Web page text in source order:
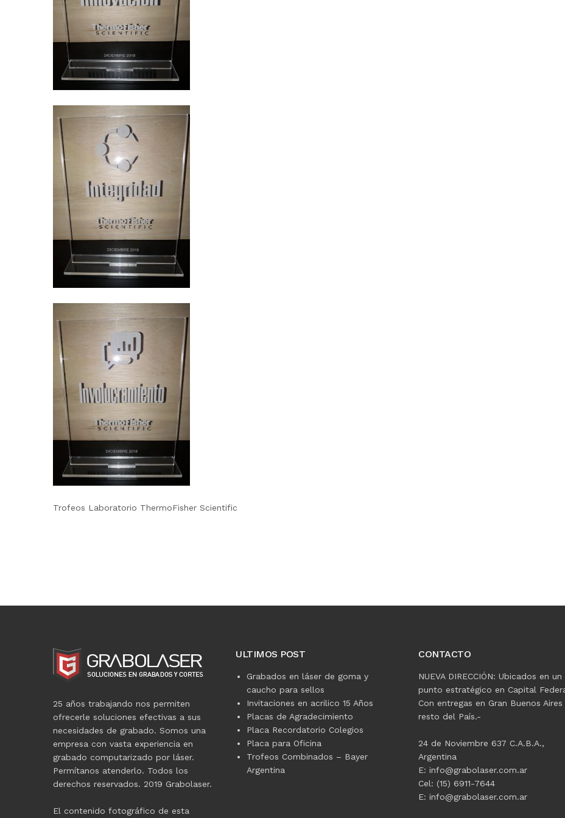
Trofeos Laboratorio ThermoFisher Scientific
25 años trabajando nos permiten
ofrecerle soluciones efectivas a sus
necesidades de grabado. Somos una
empresa con vasta experiencia en
grabado computarizado por láser.
Permítanos atenderlo. Todos los
derechos reservados. 2019 Grabolaser.
El contenido fotográfico de esta
ULTIMOS POST
Grabados en láser de goma y
caucho para sellos
Invitaciones en acrilico 15 Años
Placas de Agradecimiento
Placa Recordatorio Colegios
Placa para Oficina
Trofeos Combinados – Bayer
Argentina
CONTACTO
NUEVA DIRECCIÓN: Ubicados en un
punto estratégico en Capital
Con entregas en Gran Buenos Aires
resto del País.-
24 de Noviembre 637 C.A.B.A.,
Argentina
E: info@grabolaser.com.ar
Cel: (15) 6911-7644
E: info@grabolaser.com.ar